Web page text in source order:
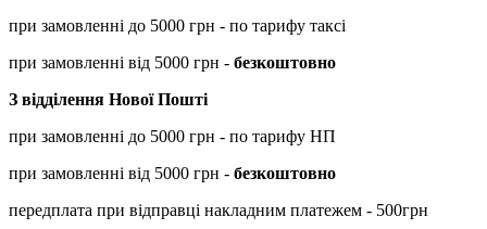
при замовленні до 5000 грн - по тарифу таксі
при замовленні від 5000 грн - безкоштовно
З відділення Нової Пошті
при замовленні до 5000 грн - по тарифу НП
при замовленні від 5000 грн - безкоштовно
передплата при відправці накладним платежем - 500грн